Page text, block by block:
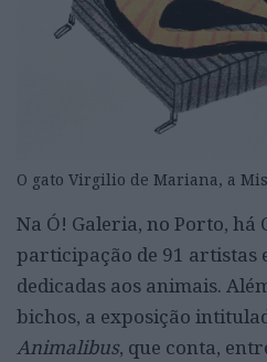
O gato Virgilio de Mariana, a
Na Ó! Galeria, no Porto, há
participação de 91 artistas
dedicadas aos animais.
bichos, a exposição
Animalibus, que conta,